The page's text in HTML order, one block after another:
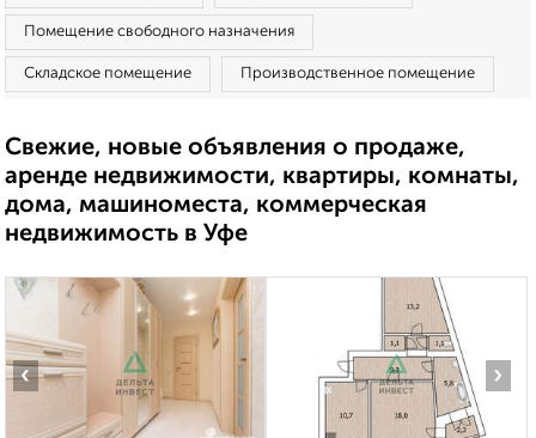
Помещение свободного назначения
Складское помещение Производственное помещение
Свежие, новые объявления о продаже,
аренде недвижимости, квартиры, комнаты,
дома, машиноместа, коммерческая
недвижимость в Уфе
‹ ›